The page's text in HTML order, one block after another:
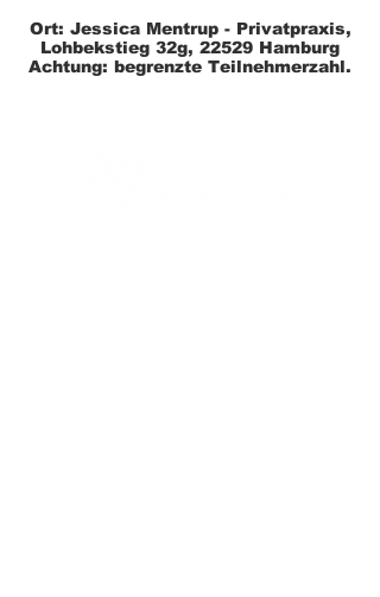
Ort: Jessica Mentrup - Privatpraxis,
Lohbekstieg 32g, 22529 Hamburg
Achtung: begrenzte Teilnehmerzahl.